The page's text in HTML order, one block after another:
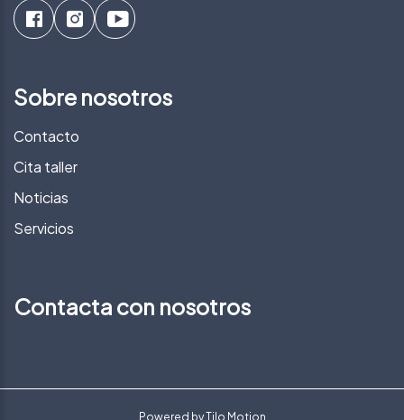
Sobre nosotros
Contacto
Cita taller
Noticias
Servicios
Contacta con nosotros
Powered byTilo Motion